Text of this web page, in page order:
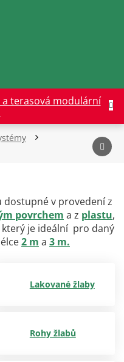
a terasová modulární
dostupné v provedení z
povrchem a z plastu,
je ideální pro daný
2 m a 3 m.
Lakované žlaby
Rohy žlabů